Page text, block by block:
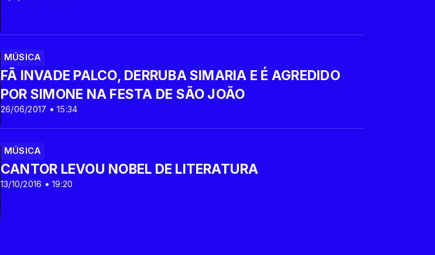
MÚSICA
26/06/2017 • 15:34
FÃ INVADE PALCO, DERRUBA SIMARIA E É AGREDIDO
POR SIMONE NA FESTA DE SÃO JOÃO
MÚSICA
13/10/2016 • 19:20
CANTOR LEVOU NOBEL DE LITERATURA